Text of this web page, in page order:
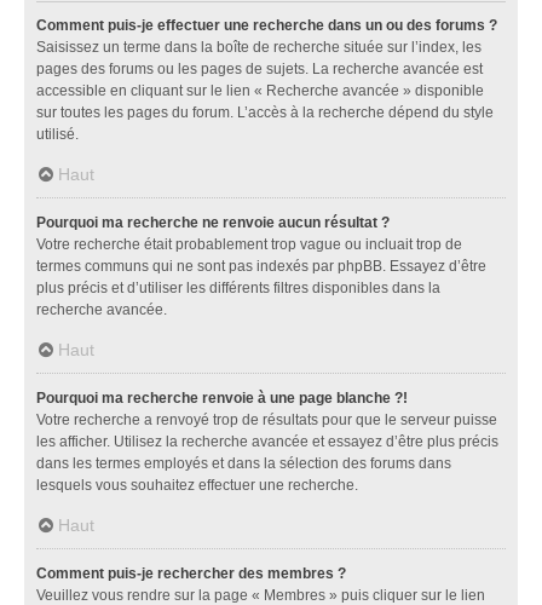
Comment puis-je effectuer une recherche dans un ou des forums ?
Saisissez un terme dans la boîte de recherche située sur l’index, les
pages des forums ou les pages de sujets. La recherche avancée est
accessible en cliquant sur le lien « Recherche avancée » disponible
sur toutes les pages du forum. L’accès à la recherche dépend du style
utilisé.
Haut
Pourquoi ma recherche ne renvoie aucun résultat ?
Votre recherche était probablement trop vague ou incluait trop de
termes communs qui ne sont pas indexés par phpBB. Essayez d’être
plus précis et d’utiliser les différents filtres disponibles dans la
recherche avancée.
Haut
Pourquoi ma recherche renvoie à une page blanche ?!
Votre recherche a renvoyé trop de résultats pour que le serveur puisse
les afficher. Utilisez la recherche avancée et essayez d’être plus précis
dans les termes employés et dans la sélection des forums dans
lesquels vous souhaitez effectuer une recherche.
Haut
Comment puis-je rechercher des membres ?
Veuillez vous rendre sur la page « Membres » puis cliquer sur le lien